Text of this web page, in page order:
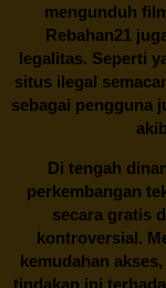
mengunduh
Rebahan21
legalitas. Seperti
situs ilegal
sebagai pengguna
Di tengah
perkembangan
secara gratis
kontroversial.
kemudahan
tindakan ini